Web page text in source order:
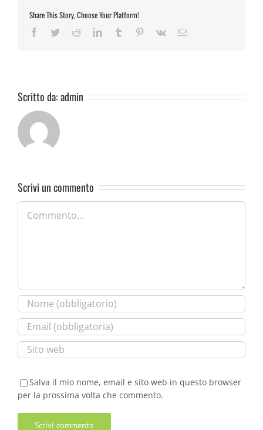
Share This Story, Choose Your Platform!
Facebook
TwitterRedditLinkedInTumblr Pinterest
Vk Email
Scritto da:admin
Scrivi un commento
Commento
Salva il mio nome, email e sito web in questo browser
per la prossima volta che commento.